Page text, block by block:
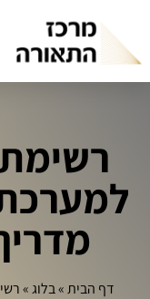
דף הבית»בלוג»